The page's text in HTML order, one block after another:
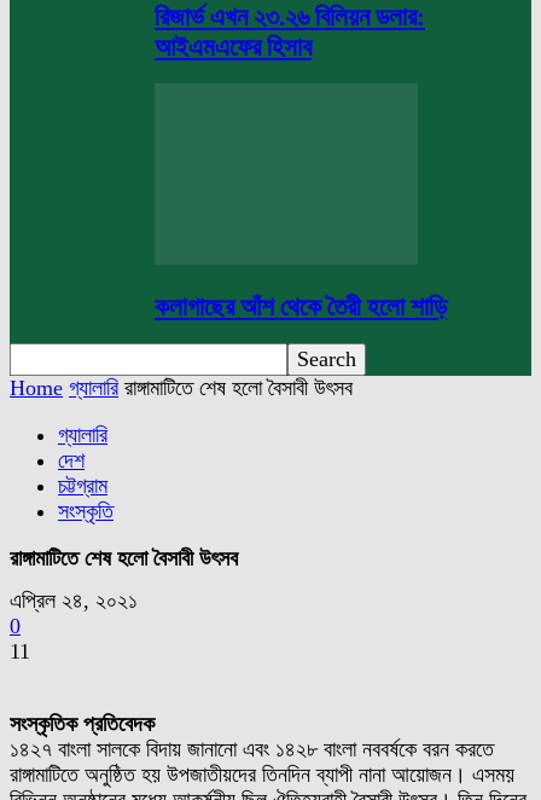
রিজার্ভ এখন ২৩.২৬ বিলিয়ন ডলার:
আইএমএফের হিসাব
কলাগাছের আঁশ থেকে তৈরী হলো শাড়ি
Home গ্যালারি রাঙ্গামাটিতে শেষ হলো বৈসাবী উৎসব
গ্যালারি
দেশ
চট্টগ্রাম
সংস্কৃতি
রাঙ্গামাটিতে শেষ হলো বৈসাবী উৎসব
এপ্রিল ২৪, ২০২১
0
11
সংস্কৃতিক প্রতিবেদক
১৪২৭ বাংলা সালকে বিদায় জানানো এবং ১৪২৮ বাংলা নববর্ষকে বরন করতে
রাঙ্গামাটিতে অনুষ্ঠিত হয় উপজাতীয়দের তিনদিন ব্যাপী নানা আয়োজন। এসময়